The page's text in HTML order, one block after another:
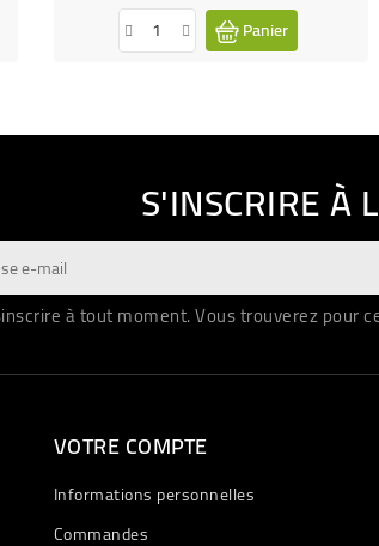
Panier
S'INSCRIRE À
à tout moment. Vous trouverez
VOTRE COMPTE
Informations personnelles
Commandes